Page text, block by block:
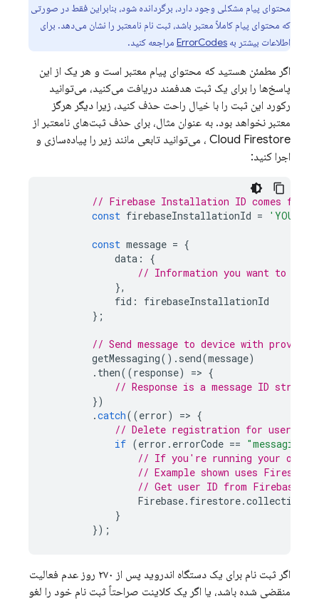
محتوای پیام مشکلی وجود دارد، برگردانده شود، بنابراین فقط در صورتی
که محتوای پیام کاملاً معتبر باشد، ثبت نام نامعتبر را نشان می‌دهد. برای
اطلاعات بیشتر به ErrorCodes مراجعه کنید.
اگر مطمئن هستید که محتوای پیام معتبر است و هر یک از این
پاسخ‌ها را برای یک ثبت هدفمند دریافت می‌کنید، می‌توانید
رکورد این ثبت را با خیال راحت حذف کنید، زیرا دیگر هرگز
معتبر نخواهد بود. به عنوان مثال، برای حذف ثبت‌های نامعتبر از
Cloud Firestore ، می‌توانید تابعی مانند زیر را پیاده‌سازی و
اجرا کنید:
// Firebase Installation ID comes from
const firebaseInstallationId =
const message = {
data :
{
// Information you want to
},
fid :
firebaseInstallationId
};
// Send message to device with
getMessaging(). send(message)
. then((response) => {
// Response is a message ID string.
})
.catch((error) => {
// Delete registration for user if error
if (error . errorCode ==
// If you're running your own
// Example shown uses Firestore
// Get user ID from Firebase
Firebase. firestore.collection
}
});
اگر ثبت نام برای یک دستگاه اندروید پس از ۲۷۰ روز عدم فعالیت
منقضی شده باشد، یا اگر یک کلاینت صراحتاً ثبت نام خود را لغو